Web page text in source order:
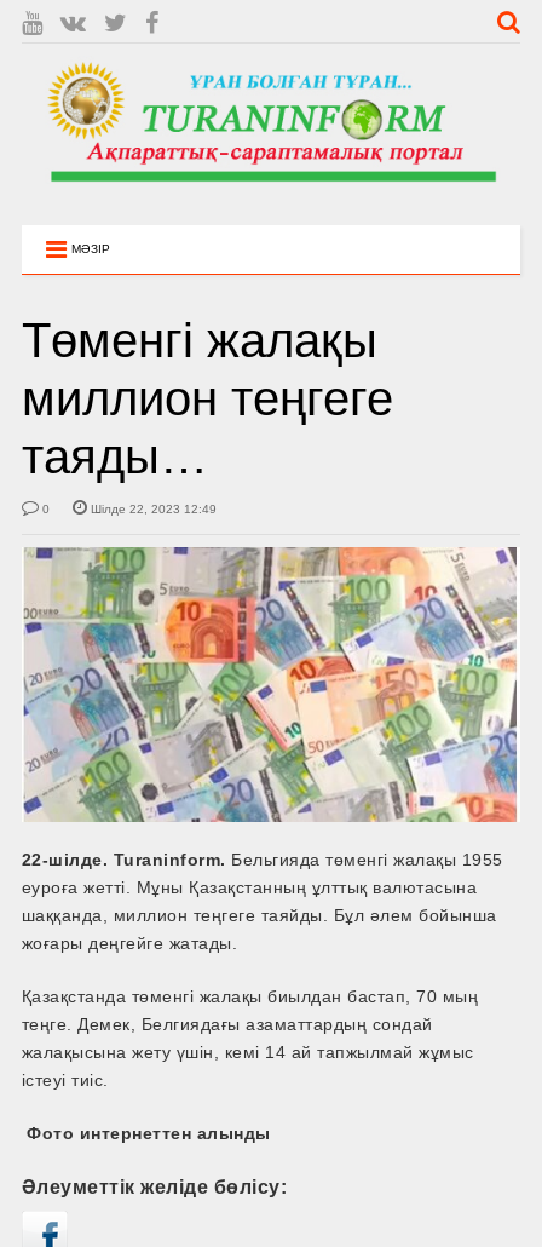
МӘЗІР
Төменгі жалақы
миллион теңгеге
таяды…
0 Шілде 22, 2023 12:49
22-шілде. Turaninform. Бельгияда төменгі жалақы 1955
еуроға жетті. Мұны Қазақстанның ұлттық валютасына
шаққанда, миллион теңгеге таяйды. Бұл әлем бойынша
жоғары деңгейге жатады.
Қазақстанда төменгі жалақы биылдан бастап, 70 мың
теңге. Демек, Белгиядағы азаматтардың сондай
жалақысына жету үшін, кемі 14 ай тапжылмай жұмыс
істеуі тиіс.
Фото интернеттен алынды
Әлеуметтік желіде бөлісу: